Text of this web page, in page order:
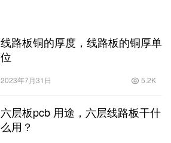
线路板铜的厚度，线路板的铜厚单
位
2023年7月31日 5.2K
六层板pcb 用途，六层线路板干什
么用？